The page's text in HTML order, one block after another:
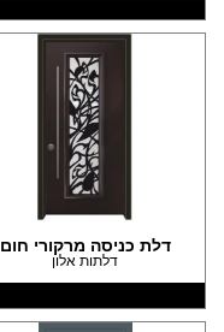
דלת כניסה מרקורי חום
דלתות אלון